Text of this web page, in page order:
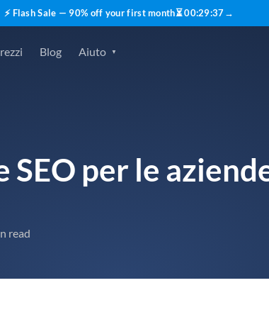
⚡ Flash Sale — 90% off your first month⏳00:29:36→
Blog Aiuto
SEO per le
read